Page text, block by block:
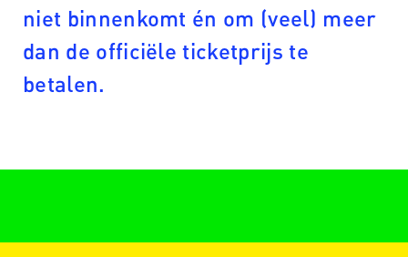
niet binnenkomt én om (veel) meer
dan de officiële ticketprijs te
betalen.